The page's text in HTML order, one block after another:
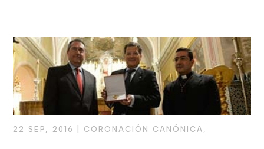
22 SEP, 2016 CORONACIÓN CANÓNICA ,